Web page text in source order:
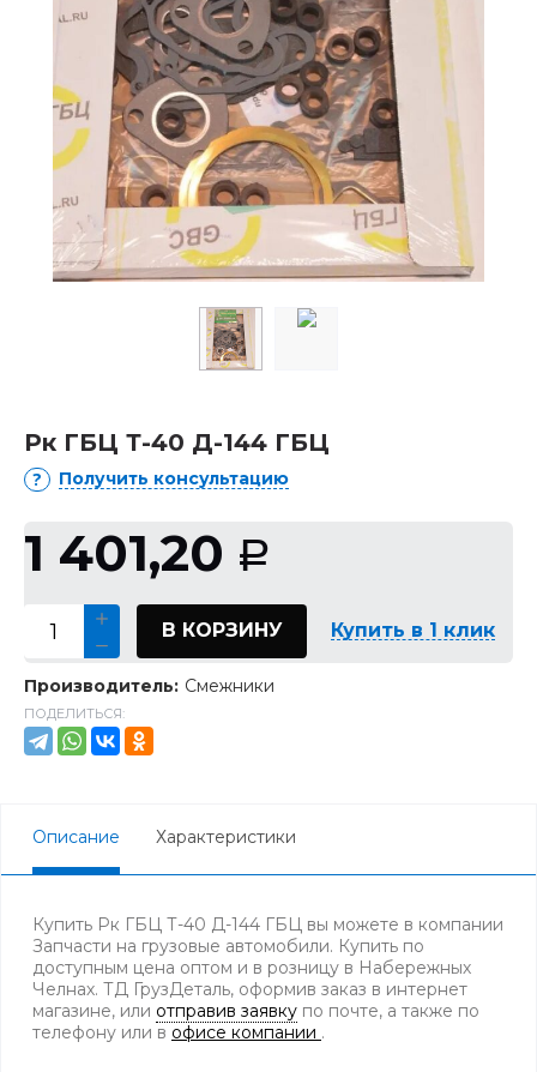
Рк ГБЦ Т-40 Д-144 ГБЦ
Получить консультацию
1 401,20 Р
В КОРЗИНУ Купить в 1 клик
Производитель: Смежники
ПОДЕЛИТЬСЯ:
Описание Характеристики
Купить Рк ГБЦ Т-40 Д-144 ГБЦ вы можете в компании
Запчасти на грузовые автомобили. Купить по
доступным цена оптом и в розницу в Набережных
Челнах. ТД ГрузДеталь, оформив заказ в интернет
магазине, или отправив заявку по почте, а также по
телефону или в офисе компании .